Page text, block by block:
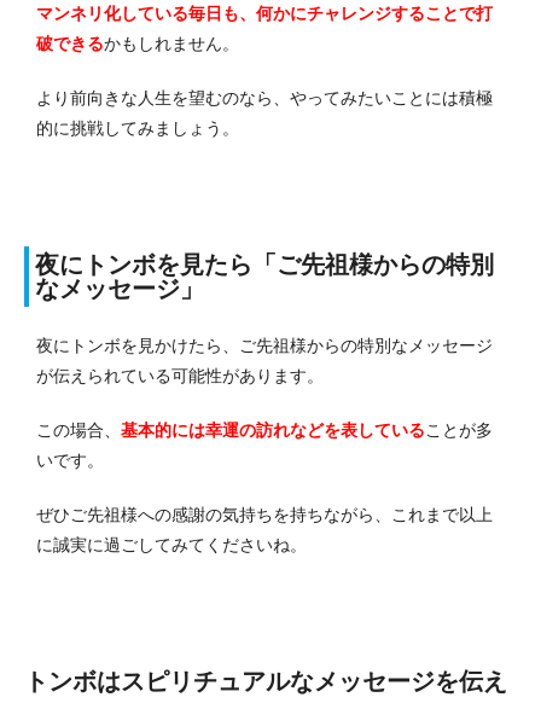
マンネリ化している毎日も、何かにチャレンジすることで打
破できるかもしれません。
より前向きな人生を望むのなら、やってみたいことには積極
的に挑戦してみましょう。
夜にトンボを見たら「ご先祖様からの特別
なメッセージ」
夜にトンボを見かけたら、ご先祖様からの特別なメッセージ
が伝えられている可能性があります。
この場合、 基本的には幸運の訪れなどを表していることが多
いです。
ぜひご先祖様への感謝の気持ちを持ちながら、これまで以上
に誠実に過ごしてみてくださいね。
トンボはスピリチュアルなメッセージを伝え